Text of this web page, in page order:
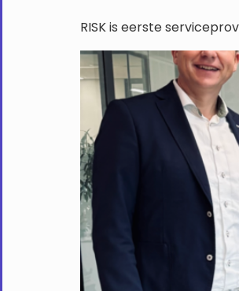
RISK is eerste